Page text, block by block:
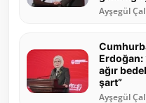
Ayşegül
Erdoğan:
ağır
şart”
Ayşegül